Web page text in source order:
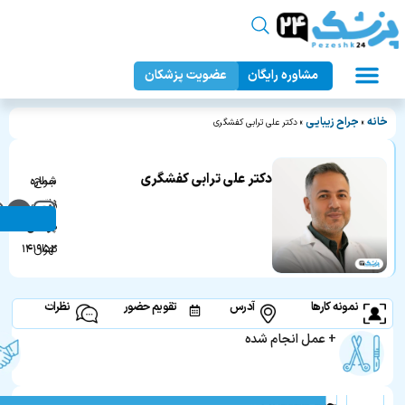
مشاوره رایگان عضویت پزشکان
خانه » جراح زیبایی » دکتر علی ترابی کفشگری
دکتر علی ترابی کفشگری
جراح
زیبایی
در
تهران
شماره
نظام
پزشکی:
۱۴۱۹۵۲
نمونه کارها آدرس تقویم حضور نظرات
+ عمل انجام شده